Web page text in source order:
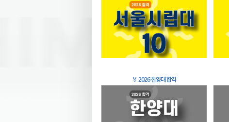
🏅 2026 한양대 합격